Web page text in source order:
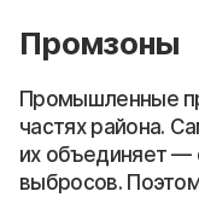
Промзоны
Промышленные
частях района.
их объединяет —
выбросов.